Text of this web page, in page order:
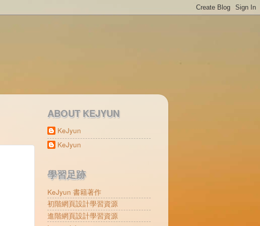
ABOUT KEJYUN
KeJyun
KeJyun
學習足跡
KeJyun 書籍著作
初階網頁設計學習資源
進階網頁設計學習資源